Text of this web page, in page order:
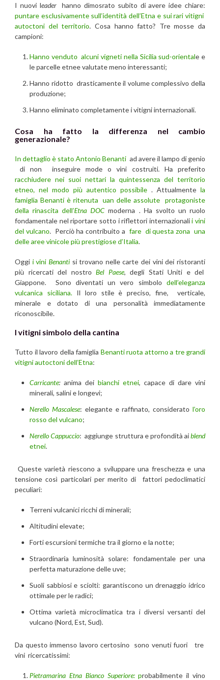
I nuovi leaderhanno dimosrato subito di avere idee chiare:
puntare esclusivamente sull’identità dell’Etna e sui rari vitigni
autoctoni del territorio. Cosa hanno fatto? Tre mosse da
campioni:
Hanno venduto alcuni vigneti nella Sicilia sud-orientale e
le parcelle etnee valutate meno interessanti;
Hanno ridotto drasticamente il volume complessivo della
produzione;
Hanno eliminato completamente i vitigni internazionali.
Cosa ha fatto la differenza nel cambio
generazionale?
In dettaglio è stato Antonio Benanti ad avere il lampo di genio
di non inseguire mode o vini costruiti. Ha preferito
racchiudere nei suoi nettari la quintessenza del territorio
etneo, nel modo più autentico possibile . Attualmente la
famiglia Benanti è ritenuta uan delle assolute protagoniste
della rinascita dell’Etna DOC moderna . Ha svolto un ruolo
fondamentale nel riportare sotto i riflettori internazionalii vini
del vulcano. Perciò ha contribuito a fare di questa zona una
delle aree vinicole più prestigiose d’Italia.
Oggi i vini Benanti si trovano nelle carte dei vini dei ristoranti
più ricercati del nostro Bel Paese, degli Stati Uniti e del
Giappone. Sono diventati un vero simbolo dell’eleganza
vulcanica siciliana.Il loro stile è preciso, fine, verticale,
minerale e dotato di una personalità immediatamente
riconoscibile.
I vitigni simbolo della cantina
Tutto il lavoro della famiglia Benanti ruota attorno a tre grandi
vitigni autoctoni dell’Etna:
Carricante: anima dei bianchi etnei, capace di dare vini
minerali, salini e longevi;
Nerello Mascalese: elegante e raffinato, consideratol’oro
rosso del vulcano;
Nerello Cappuccio: aggiunge struttura e profondità aiblend
etnei.
Queste varietà riescono a sviluppare una freschezza e una
tensione così particolari per merito di fattori pedoclimatici
peculiari:
Terreni vulcanici ricchi di minerali;
Altitudini elevate;
Forti escursioni termiche tra il giorno e la notte;
Straordinaria luminosità solare: fondamentale per una
perfetta maturazione delle uve;
Suoli sabbiosi e sciolti: garantiscono un drenaggio idrico
ottimale per le radici;
Ottima varietà microclimatica tra i diversi versanti del
vulcano (Nord, Est, Sud).
Da questo immenso lavoro certosino sono venuti fuori tre
vini ricercatissimi:
Pietramarina Etna Bianco Superiore:probabilmente il vino